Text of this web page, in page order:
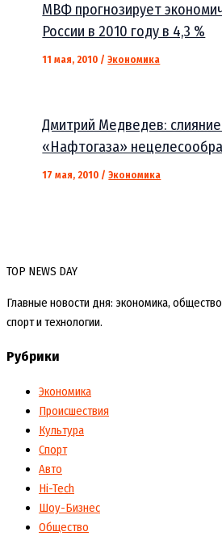
МВФ прогнозирует
России в 2010 году в 4,3 %
11 мая, 2010 /Экономика
Дмитрий Медведев:
«Нафтогаза»
17 мая, 2010 /Экономика
TOP NEWS DAY
Главные новости дня: экономика,
спорт и технологии.
Рубрики
Экономика
Происшествия
Культура
Спорт
Авто
Hi-Tech
Шоу-Бизнес
Общество